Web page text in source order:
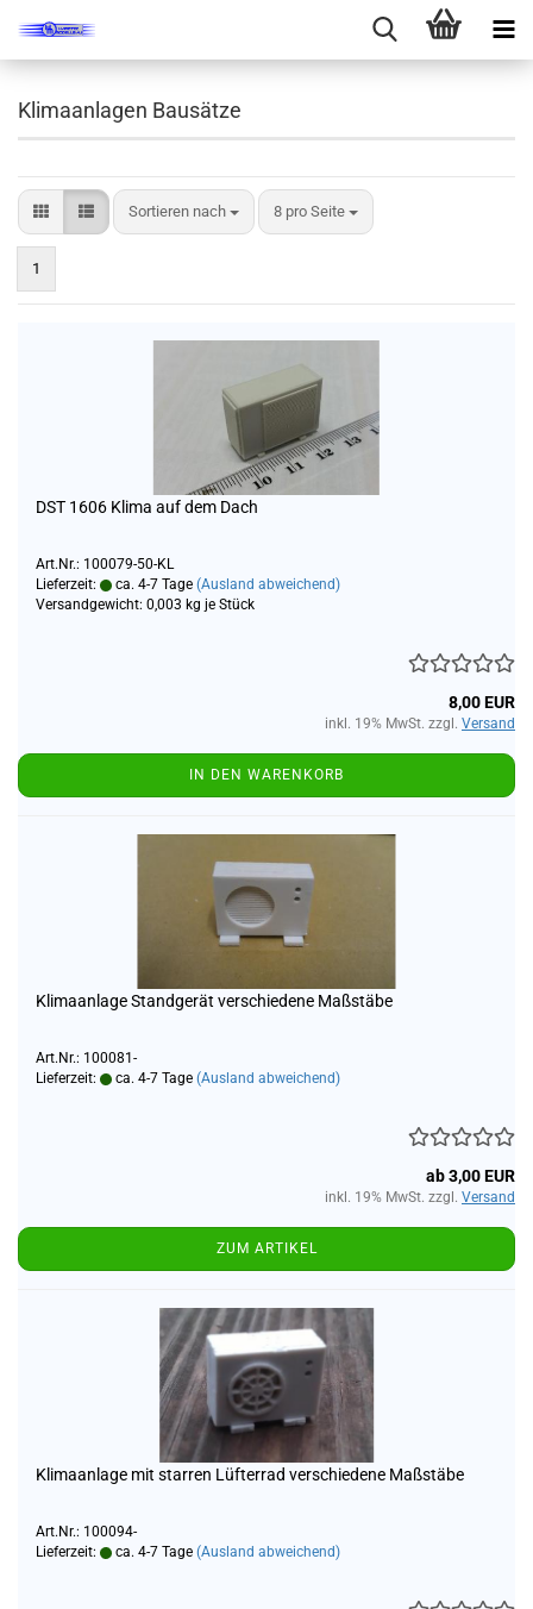
Klimaanlagen Bausätze
Sortieren nach
Sortieren nach 8 pro Seite
pro Seite
1
DST 1606 Klima auf dem Dach
Art.Nr.: 100079-50-KL
Lieferzeit:
ca. 4-7 Tage (Ausland abweichend)
Versandgewicht: 0,003 kg je Stück
8,00 EUR
inkl. 19% MwSt. zzgl. Versand
IN DEN WARENKORB
Klimaanlage Standgerät verschiedene Maßstäbe
Art.Nr.: 100081-
Lieferzeit:
ca. 4-7 Tage (Ausland abweichend)
ab 3,00 EUR
inkl. 19% MwSt. zzgl. Versand
ZUM ARTIKEL
Klimaanlage mit starren Lüfterrad verschiedene Maßstäbe
Art.Nr.: 100094-
Lieferzeit:
ca. 4-7 Tage (Ausland abweichend)